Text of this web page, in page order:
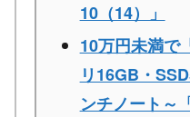
10（14）」
10万円未満で
リ16GB・
ンチノート～